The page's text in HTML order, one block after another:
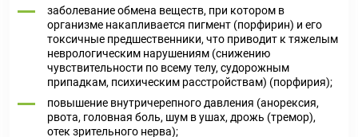
заболевание обмена веществ, при котором в
организме накапливается пигмент (порфирин) и его
токсичные предшественники, что приводит к тяжелым
неврологическим нарушениям (снижению
чувствительности по всему телу, судорожным
припадкам, психическим расстройствам) (порфирия);
повышение внутричерепного давления (анорексия,
рвота, головная боль, шум в ушах, дрожь (тремор),
отек зрительного нерва);